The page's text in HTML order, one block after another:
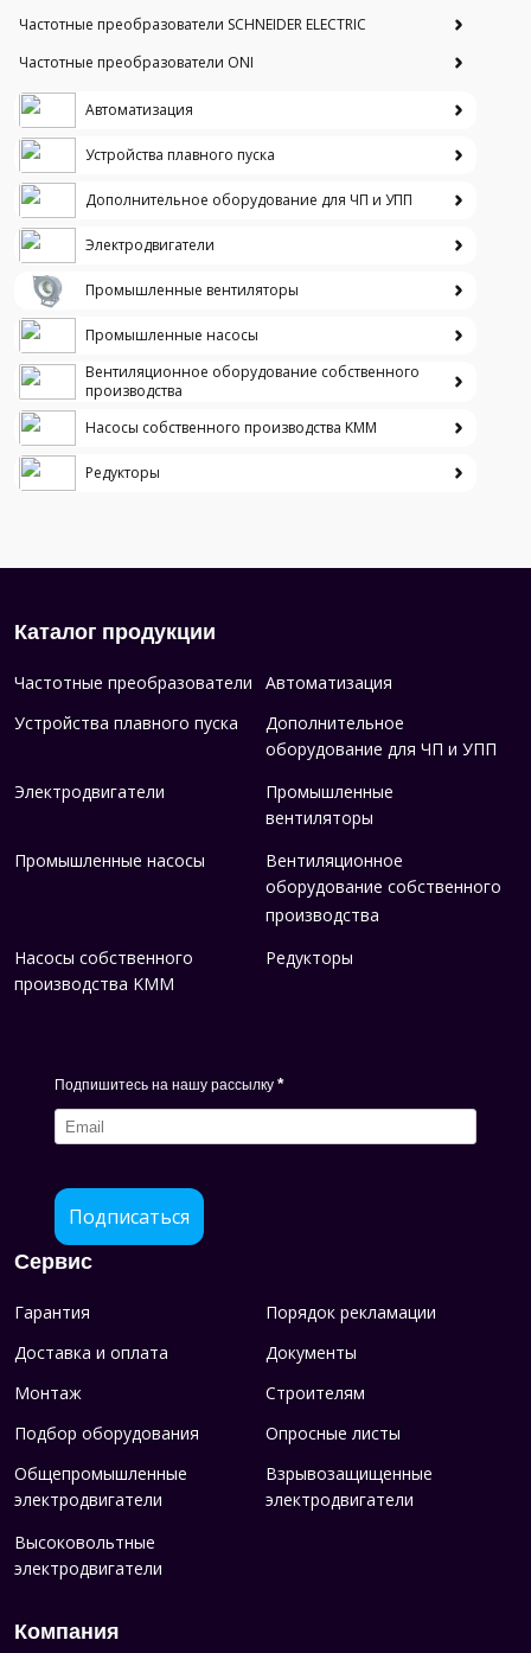
Частотные преобразователи SCHNEIDER ELECTRIC
Частотные преобразователи ONI
Автоматизация
Устройства плавного пуска
Дополнительное оборудование для ЧП и УПП
Электродвигатели
Промышленные вентиляторы
Промышленные насосы
Вентиляционное оборудование собственного
производства
Насосы собственного производства KMM
Редукторы
Каталог продукции
Частотные преобразователи
Автоматизация
Устройства плавного пуска
Дополнительное
оборудование для ЧП и УПП
Электродвигатели Промышленные
вентиляторы
Промышленные насосы Вентиляционное
оборудование собственного
производства
Насосы собственного
производства KMM
Редукторы
Подпишитесь на нашу рассылку *
Подписаться
Сервис
Гарантия
Порядок рекламации
Доставка и оплата
Документы
Монтаж
Строителям
Подбор оборудования
Опросные листы
Общепромышленные
электродвигатели
Взрывозащищенные
электродвигатели
Высоковольтные
электродвигатели
Компания